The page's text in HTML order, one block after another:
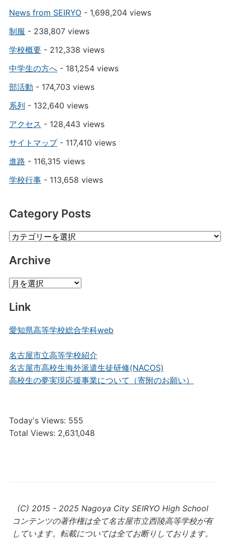
News from SEIRYO- 1,698,204 views
制服 - 238,807 views
学校概要- 212,338 views
中学生の方へ- 181,254 views
部活動 - 174,703 views
系列 - 132,640 views
アクセス - 128,443 views
サイトマップ- 117,410 views
進路 - 116,315 views
学校行事- 113,658 views
Category Posts
Category
Archive
Archive
Link
愛知県高等学校総合学科web
名古屋市立高等学校紹介
名古屋市高校生海外派遣生徒研修(NACOS)
高校生の夢実現応援事業について（寄附のお願い）
Today's Views: 555
Total Views: 2,631,048
(C) 2015 - 2025 Nagoya City SEIRYO High School
コンテンツの著作権は全て名古屋市立西陵高等学校が有
しています。転載については全てお断りしております。